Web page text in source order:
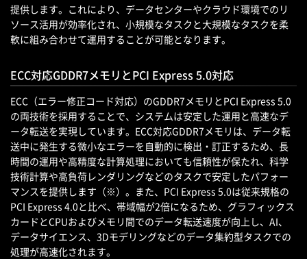
提供します。これにより、データセンターやクラウド環境でのリ
ソース活用が効率化され、小規模なタスクと大規模なタスクを柔
軟に組み合わせて運用することが可能となります。
ECC対応GDDR7メモリとPCI Express 5.0対応
ECC（エラー修正コード対応）のGDDR7メモリとPCI Express 5.0
の両技術を採用することで、システムは安定した運用と高速なデ
ータ転送を実現しています。ECC対応GDDR7メモリは、データ転
送中に発生する微小なエラーを自動的に検出・訂正するため、長
時間の運用や高精度な計算処理においても信頼性が保たれ、科学
技術計算や高負荷レンダリングなどのタスクで安定したパフォー
マンスを提供します（※）。また、PCI Express 5.0は従来規格の
PCI Express 4.0と比べ、帯域幅が2倍になるため、グラフィックス
カードとCPUおよびメモリ間でのデータ転送速度が向上し、AI、
データサイエンス、3Dモデリングなどのデータ集約型タスクでの
処理が高速化されます。